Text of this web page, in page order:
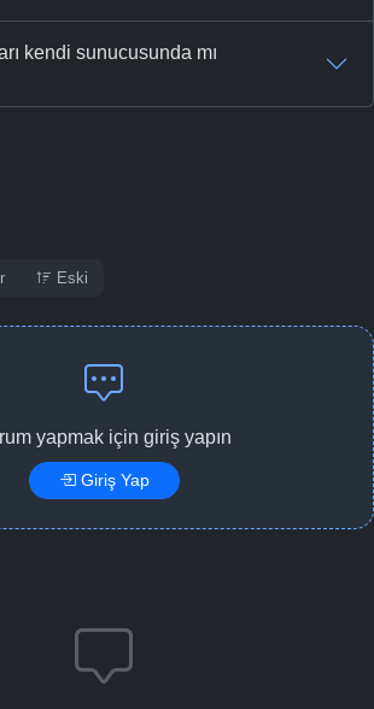
kendi sunucusunda mı
Eski
yapmak için giriş yapın
Giriş Yap